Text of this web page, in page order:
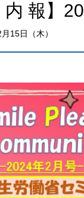
内 報】
15日（木）